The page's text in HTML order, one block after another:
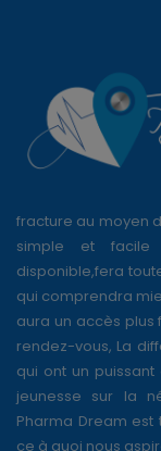
fracture au moyen
simple et facile
disponible,fera
qui comprendra
aura un accès
rendez-vous, La
qui ont un
jeunesse sur la
Pharma Dream
ce à quoi nous